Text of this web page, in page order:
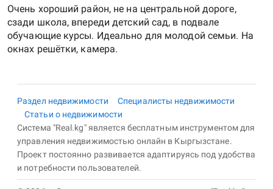
Очень хороший район, не на центральной дороге,
сзади школа, впереди детский сад, в подвале
обучающие курсы. Идеально для молодой семьи. На
Раздел недвижимости
Специалисты недвижимости
Статьи о недвижимости
Система "Real.kg" является бесплатным инструментом для
управления недвижимостью онлайн в Кыргызстане.
Проект постоянно развивается адаптируясь под удобства
и потребности пользователей.